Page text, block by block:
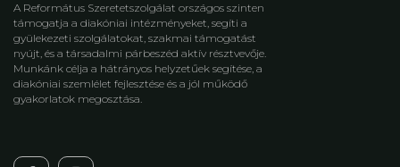
A Református Szeretetszolgálat országos szinten
támogatja a diakóniai intézményeket, segíti a
gyülekezeti szolgálatokat, szakmai támogatást
nyújt, és a társadalmi párbeszéd aktív résztvevője.
Munkánk célja a hátrányos helyzetűek segítése, a
diakóniai szemlélet fejlesztése és a jól működő
gyakorlatok megosztása.